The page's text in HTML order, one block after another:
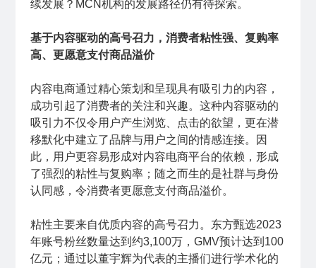
续发展？MCN机构的发展路径仍有待探索。
基于内容驱动的高号召力，消费者粘性强、复购率
高、更愿意支付商品溢价
内容电商通过精心策划和呈现具有吸引力的内容，
成功引起了消费者的关注和兴趣。这种内容驱动的
吸引力不仅令用户产生浏览、点击的欲望，更在潜
移默化中建立了品牌与用户之间的情感连接。因
此，用户更容易形成对内容电商平台的依赖，形成
了强烈的粘性与复购率；随之而生的是社群与身份
认同感，令消费者更愿意支付商品溢价。
粘性主要来自优质内容的高号召力。东方甄选2023
年账号粉丝数量达到约3,100万，GMV预计达到100
亿元；通过以董宇辉为代表的主播们进行学术化的